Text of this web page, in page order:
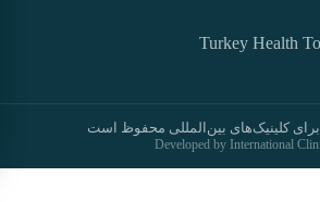
کلینیک‌های بین‌المللی محفوظ است
Developed by International